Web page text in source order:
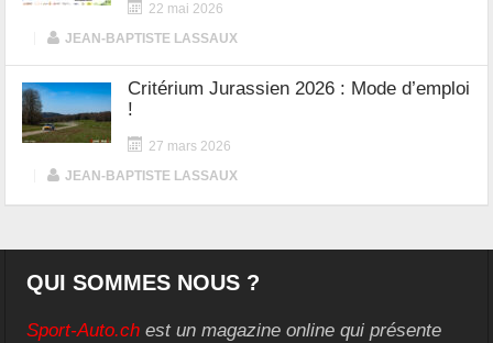
22 mai 2026
JEAN-BAPTISTE LASSAUX
Critérium Jurassien 2026 : Mode d’emploi
!
27 mars 2026
JEAN-BAPTISTE LASSAUX
QUI SOMMES NOUS ?
Sport-Auto.ch est un magazine online qui présente